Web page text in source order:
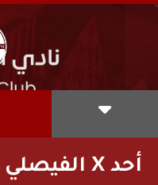
أحد X الفيصلي